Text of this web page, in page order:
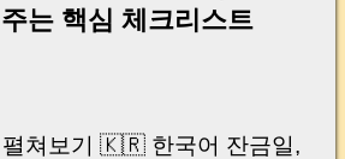
는 핵심 체크리스트
펼쳐보기 🇰🇷 한국어 잔금일,